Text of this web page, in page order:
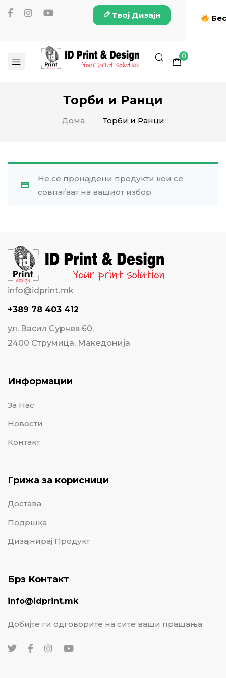
Твој Дизајн
0
Торби и Ранци
Дома Торби и Ранци
Не се пронајдени продукти кои се
совпаѓаат на вашиот избор.
info@idprint.mk
+389 78 403 412
ул. Васил Сурчев 60,
2400 Струмица, Македонија
Информации
За Нас
Новости
Контакт
Грижа за корисници
Достава
Подршка
Дизајнирај Продукт
Брз Контакт
info@idprint.mk
Добијте ги одговорите на сите ваши прашања